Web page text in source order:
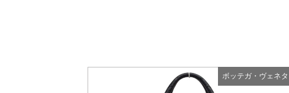
ボッテガ・ヴェネタ